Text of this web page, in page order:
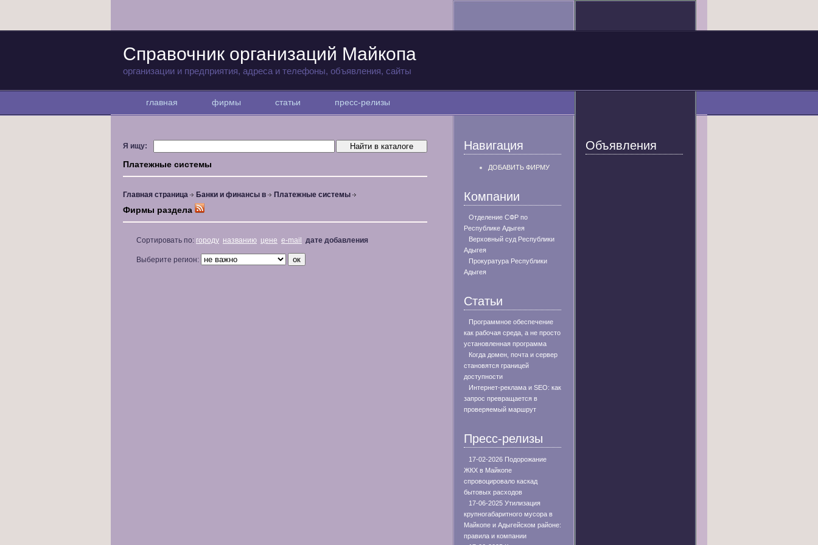
Справочник организаций Майкопа
организации и предприятия, адреса и телефоны, объявления, сайты
главная фирмы статьи пресс-релизы
Я ищу:
Платежные системы
Главная страница Банки и финансы в Платежные системы
Фирмы раздела
Сортировать по: городу названию цене e-mail дате добавления
Выберите регион:
Навигация
ДОБАВИТЬ ФИРМУ
Компании
Отделение СФР по
Республике Адыгея
Верховный суд Республики
Адыгея
Прокуратура Республики
Адыгея
Статьи
Программное обеспечение
как рабочая среда, а не просто
установленная программа
Когда домен, почта и сервер
становятся границей
доступности
Интернет-реклама и SEO: как
запрос превращается в
проверяемый маршрут
Пресс-релизы
17-02-2026 Подорожание
ЖКХ в Майкопе
спровоцировало каскад
бытовых расходов
17-06-2025 Утилизация
крупногабаритного мусора в
Майкопе и Адыгейском районе:
правила и компании
Объявления